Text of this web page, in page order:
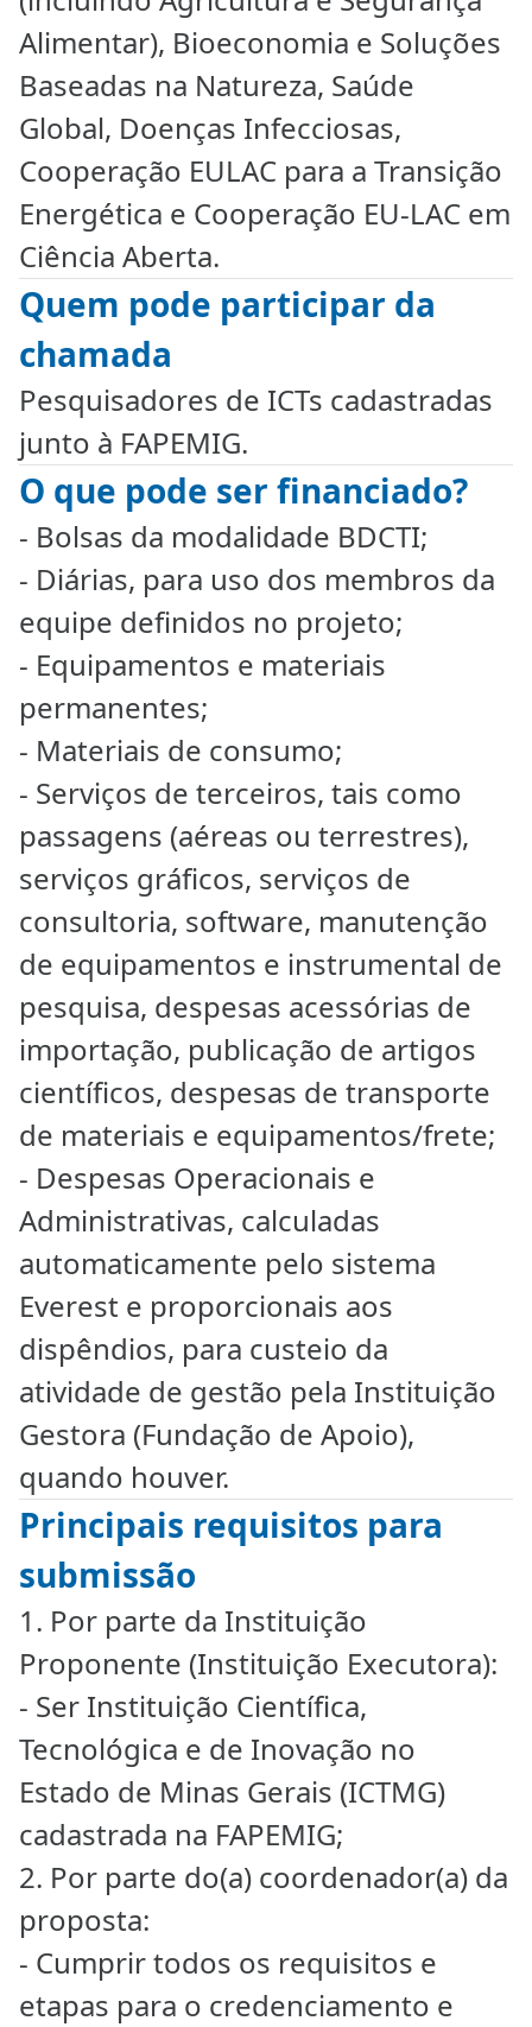
Alimentar), Bioeconomia e Soluções
Baseadas na Natureza, Saúde
Global, Doenças Infecciosas,
Cooperação EULAC para a Transição
Energética e Cooperação EU-LAC em
Ciência Aberta.
Quem pode participar da
chamada
Pesquisadores de ICTs cadastradas
junto à FAPEMIG.
O que pode ser financiado?
- Bolsas da modalidade BDCTI;
- Diárias, para uso dos membros da
equipe definidos no projeto;
- Equipamentos e materiais
permanentes;
- Materiais de consumo;
- Serviços de terceiros, tais como
passagens (aéreas ou terrestres),
serviços gráficos, serviços de
consultoria, software, manutenção
de equipamentos e instrumental de
pesquisa, despesas acessórias de
importação, publicação de artigos
científicos, despesas de transporte
de materiais e equipamentos/frete;
- Despesas Operacionais e
Administrativas, calculadas
automaticamente pelo sistema
Everest e proporcionais aos
dispêndios, para custeio da
atividade de gestão pela Instituição
Gestora (Fundação de Apoio),
quando houver.
Principais requisitos para
submissão
1. Por parte da Instituição
Proponente (Instituição Executora):
- Ser Instituição Científica,
Tecnológica e de Inovação no
Estado de Minas Gerais (ICTMG)
cadastrada na FAPEMIG;
2. Por parte do(a) coordenador(a) da
proposta:
- Cumprir todos os requisitos e
etapas para o credenciamento e